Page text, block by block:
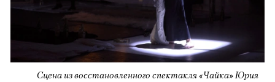
Сцена из восстановленного спектакля «Чайка» Юрия